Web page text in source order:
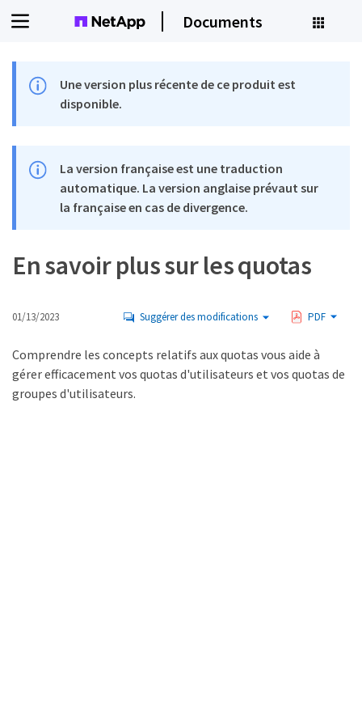
Documents
Une version plus récente de ce produit est
disponible.
La version française est une traduction
automatique. La version anglaise prévaut sur
la française en cas de divergence.
En savoir plus sur les quotas
01/13/2023 Suggérer des modifications PDF
Comprendre les concepts relatifs aux quotas vous aide à
gérer efficacement vos quotas d'utilisateurs et vos quotas de
groupes d'utilisateurs.